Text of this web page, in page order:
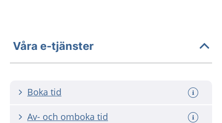
Våra e-tjänster
Boka tid
Av- och omboka tid